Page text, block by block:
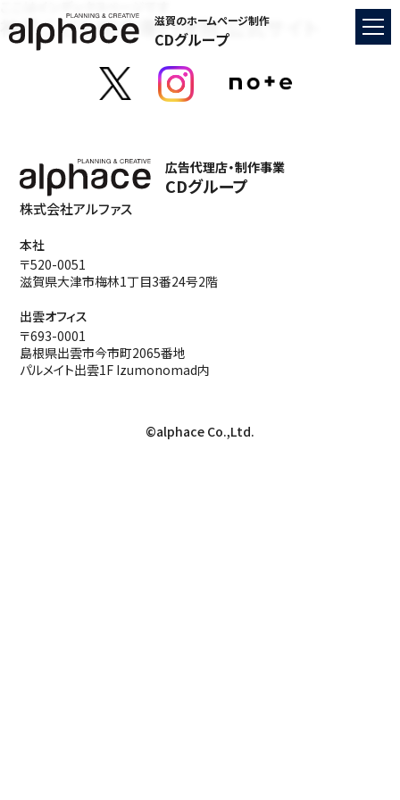
滋賀のホームページ制作
CDグループ
神戸こども総合専門学院 公式サイト
広告代理店・制作事業
CDグループ
株式会社アルファス
本社
〒520-0051
滋賀県大津市梅林1丁目3番24号2階
出雲オフィス
〒693-0001
島根県出雲市今市町2065番地
パルメイト出雲1F Izumonomad内
©alphace Co.,Ltd.